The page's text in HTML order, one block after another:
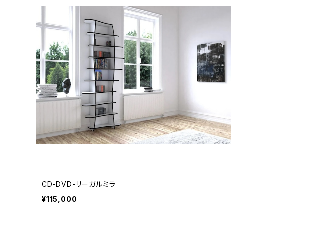
シューレガル
キッチン棚
キュッヘンレガル
シューレガル
キッチンシェルフ
ワイン棚
テレビの壁
CD-DVD-リーガルミラ
¥115,000